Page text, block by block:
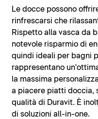
Le docce possono
rinfrescarsi che
Rispetto alla vasca da
notevole risparmio di
quindi ideali per bagni
rappresentano
la massima
a piacere piatti doccia,
qualità di Duravit. È
di soluzioni all-in-one.